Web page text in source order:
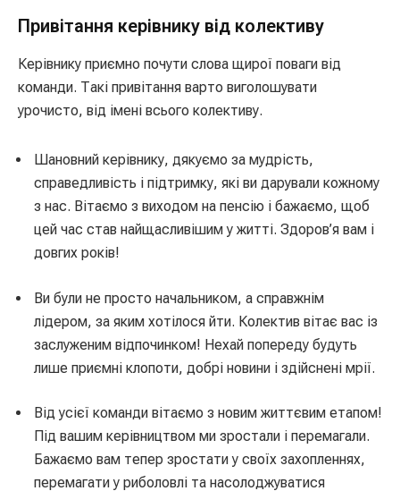
Привітання керівнику від колективу
Керівнику приємно почути слова щирої поваги від
команди. Такі привітання варто виголошувати
урочисто, від імені всього колективу.
Шановний керівнику, дякуємо за мудрість,
справедливість і підтримку, які ви дарували кожному
з нас. Вітаємо з виходом на пенсію і бажаємо, щоб
цей час став найщасливішим у житті. Здоров’я вам і
довгих років!
Ви були не просто начальником, а справжнім
лідером, за яким хотілося йти. Колектив вітає вас із
заслуженим відпочинком! Нехай попереду будуть
лише приємні клопоти, добрі новини і здійснені мрії.
Від усієї команди вітаємо з новим життєвим етапом!
Під вашим керівництвом ми зростали і перемагали.
Бажаємо вам тепер зростати у своїх захопленнях,
перемагати у риболовлі та насолоджуватися